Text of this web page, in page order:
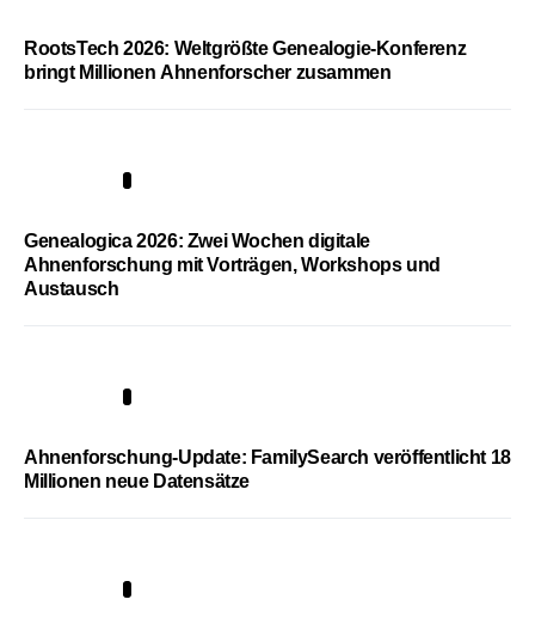
RootsTech 2026: Weltgrößte Genealogie-Konferenz
bringt Millionen Ahnenforscher zusammen
Genealogica 2026: Zwei Wochen digitale
Ahnenforschung mit Vorträgen, Workshops und
Austausch
Ahnenforschung-Update: FamilySearch veröffentlicht 18
Millionen neue Datensätze